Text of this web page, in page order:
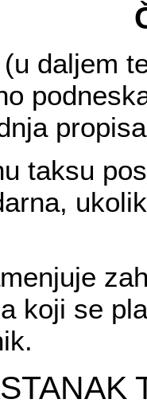
daljem
taksu
koji se